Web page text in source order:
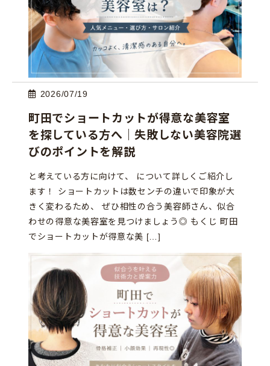
2026/07/19
町田でショートカットが得意な美容室
を探している方へ｜失敗しない美容院選
びのポイントを解説
と考えている方に向けて、 について詳しくご紹介し
ます！ ショートカットは数センチの違いで印象が大
きく変わるため、 ぜひ相性の合う美容師さん、似合
わせの得意な美容室を見つけましょう◎ もくじ 町田
でショートカットが得意な美 […]